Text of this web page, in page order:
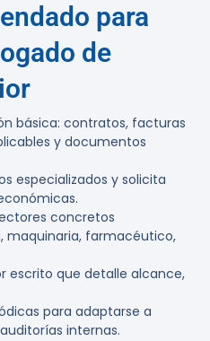
para
de
básica: contratos, facturas
y documentos
especializados y solicita
concretos
maquinaria, farmacéutico,
escrito que detalle alcance,
para adaptarse a
internas.